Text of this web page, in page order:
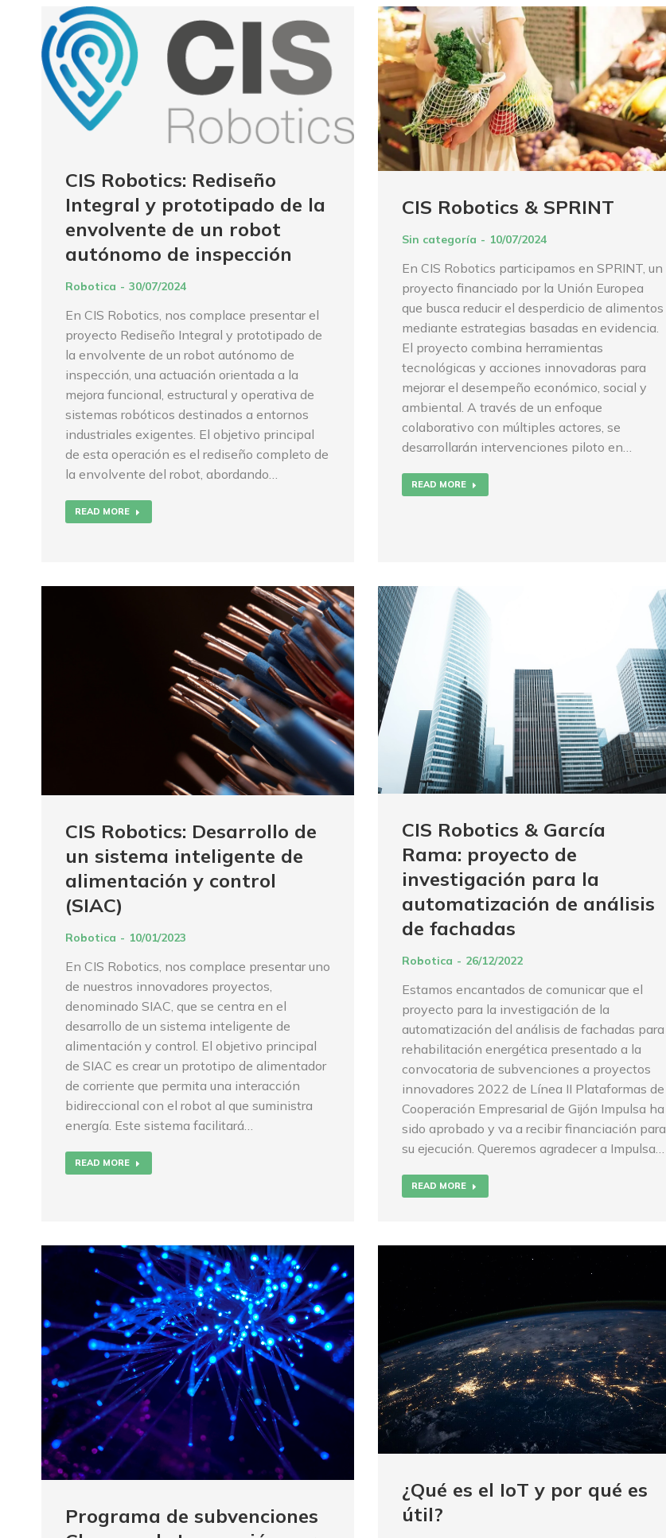
CIS Robotics: Rediseño
Integral y prototipado de la
envolvente de un robot
autónomo de inspección
Robotica 30/07/2024
En CIS Robotics, nos complace presentar el
proyecto Rediseño Integral y prototipado de
la envolvente de un robot autónomo de
inspección, una actuación orientada a la
mejora funcional, estructural y operativa de
sistemas robóticos destinados a entornos
industriales exigentes. El objetivo principal
de esta operación es el rediseño completo de
la envolvente del robot, abordando…
READ MORE
CIS Robotics & SPRINT
Sin categoría 10/07/2024
En CIS Robotics participamos en SPRINT, un
proyecto financiado por la Unión Europea
que busca reducir el desperdicio de alimentos
mediante estrategias basadas en evidencia.
El proyecto combina herramientas
tecnológicas y acciones innovadoras para
mejorar el desempeño económico, social y
ambiental. A través de un enfoque
colaborativo con múltiples actores, se
desarrollarán intervenciones piloto en…
READ MORE
CIS Robotics: Desarrollo de
un sistema inteligente de
alimentación y control
(SIAC)
Robotica 10/01/2023
En CIS Robotics, nos complace presentar uno
de nuestros innovadores proyectos,
denominado SIAC, que se centra en el
desarrollo de un sistema inteligente de
alimentación y control. El objetivo principal
de SIAC es crear un prototipo de alimentador
de corriente que permita una interacción
bidireccional con el robot al que suministra
energía. Este sistema facilitará…
READ MORE
CIS Robotics & García
Rama: proyecto de
investigación para la
automatización de análisis
de fachadas
Robotica 26/12/2022
Estamos encantados de comunicar que el
proyecto para la investigación de la
automatización del análisis de fachadas para
rehabilitación energética presentado a la
convocatoria de subvenciones a proyectos
innovadores 2022 de Línea II Plataformas de
Cooperación Empresarial de Gijón Impulsa ha
sido aprobado y va a recibir financiación para
su ejecución. Queremos agradecer a Impulsa…
READ MORE
Programa de subvenciones
¿Qué es el IoT y por qué es
útil?